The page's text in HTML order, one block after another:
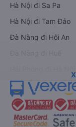
Hà Nội đi Sa Pa
Hà Nội đi Tam Đảo
Đà Nẵng đi Hội An